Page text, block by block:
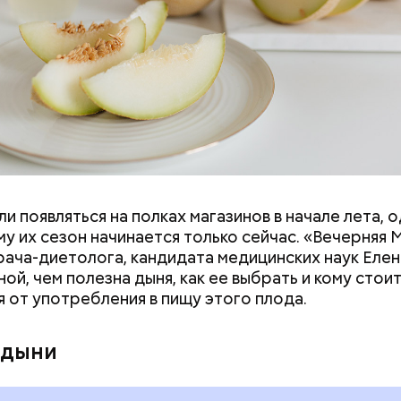
появляться на полках магазинов в начале лета,
их сезон начинается только сейчас. «Вечерняя
диетолога, кандидата медицинских наук
чем полезна дыня, как ее выбрать и кому стоит
от употребления в пищу этого плода.
уже болеет мочекаменной болезнью,
При артрите, гастрите, холецистите,
кишечника, язвах и панкреатите продукт
из рациона, — предупредила врач. — Он может
кислотности желудка и раздражать слизистые